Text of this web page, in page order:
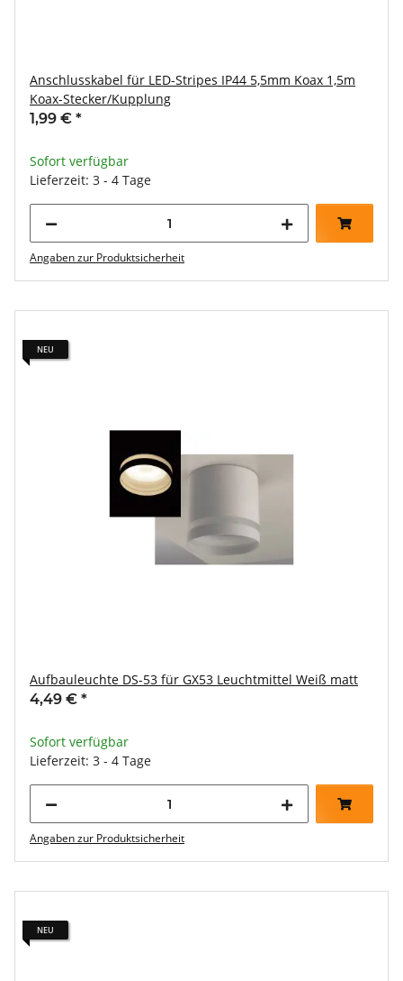
Anschlusskabel für LED-Stripes IP44 5,5mm Koax 1,5m
Koax-Stecker/Kupplung
1,99 € *
Sofort verfügbar
Lieferzeit: 3 - 4 Tage
Angaben zur Produktsicherheit
NEU
Aufbauleuchte DS-53 für GX53 Leuchtmittel Weiß matt
4,49 € *
Sofort verfügbar
Lieferzeit: 3 - 4 Tage
Angaben zur Produktsicherheit
NEU